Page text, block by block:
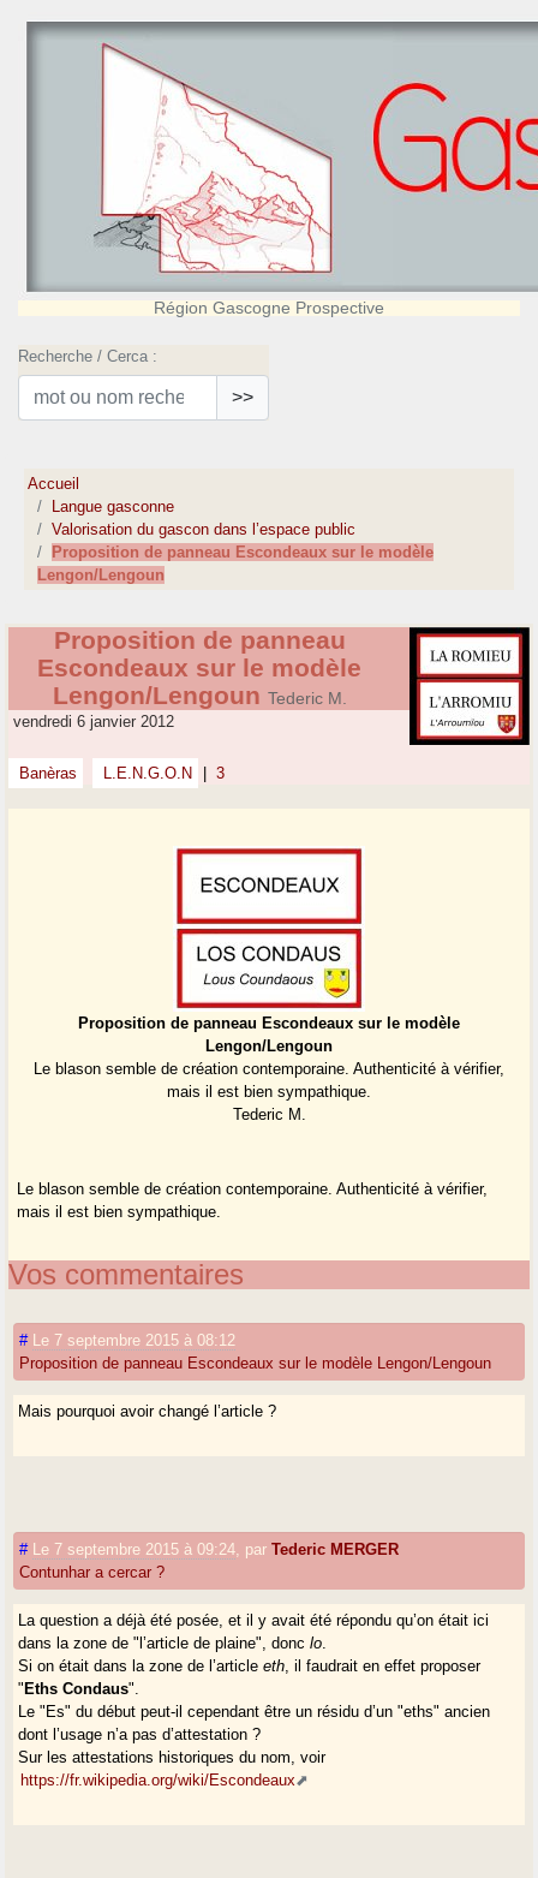
Région Gascogne Prospective
Recherche / Cerca :
>>
Accueil
Langue gasconne
Valorisation du gascon dans l’espace public
Proposition de panneau Escondeaux sur le modèle
Lengon/Lengoun
Proposition de panneau
Escondeaux sur le modèle
Lengon/Lengoun Tederic M.
vendredi 6 janvier 2012
Banèras L.E.N.G.O.N 3
Proposition de panneau Escondeaux sur le modèle
Lengon/Lengoun
Le blason semble de création contemporaine. Authenticité à vérifier,
mais il est bien sympathique.
Tederic M.
Le blason semble de création contemporaine. Authenticité à vérifier,
mais il est bien sympathique.
Vos commentaires
#
Le 7 septembre 2015 à 08:12
Proposition de panneau Escondeaux sur le modèle Lengon/Lengoun
Mais pourquoi avoir changé l’article ?
# Le 7 septembre 2015 à 09:24 parTederic MERGER
Contunhar a cercar ?
La question a déjà été posée, et il y avait été répondu qu’on était ici
dans la zone de "l’article de plaine", donclo
Si on était dans la zone de l’articleeth , il faudrait en effet proposer
" Eths Condaus".
Le "Es" du début peut-il cependant être un résidu d’un "eths" ancien
dont l’usage n’a pas d’attestation ?
Sur les attestations historiques du nom, voir
https://fr.wikipedia.org/wiki/Escondeaux